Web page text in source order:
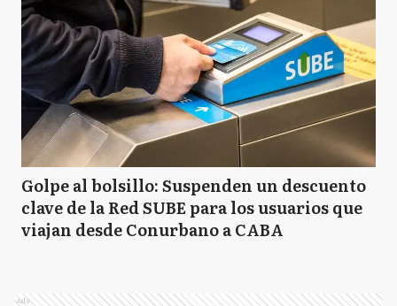
Golpe al bolsillo: Suspenden un descuento
clave de la Red SUBE para los usuarios que
viajan desde Conurbano a CABA
Ads